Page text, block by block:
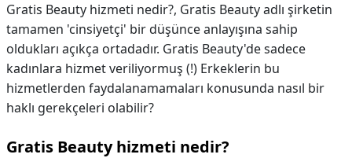
Gratis Beauty hizmeti nedir?, Gratis Beauty adlı şirketin
tamamen 'cinsiyetçi' bir düşünce anlayışına sahip
oldukları açıkça ortadadır. Gratis Beauty'de sadece
kadınlara hizmet veriliyormuş (!) Erkeklerin bu
hizmetlerden faydalanamamaları konusunda nasıl bir
haklı gerekçeleri olabilir?
Gratis Beauty hizmeti nedir?